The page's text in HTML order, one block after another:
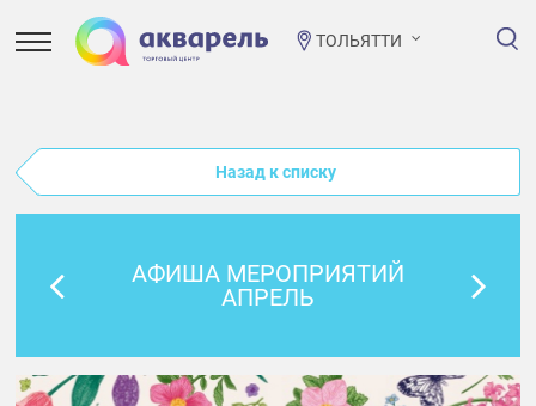
ТОЛЬЯТТИ
Назад к списку
АФИША МЕРОПРИЯТИЙ
АПРЕЛЬ